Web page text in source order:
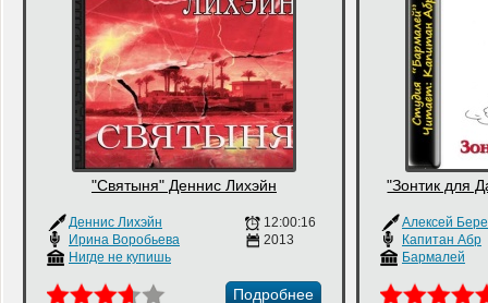
"Святыня" Деннис Лихэйн
Деннис Лихэйн
Ирина Воробьева
Нигде не купишь
12:00:16
2013
Подробнее
"Зонтик для
Алексей
Капитан Абр
Бармалей